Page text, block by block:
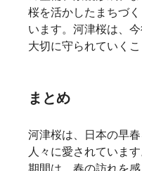
桜を活かしたまちづ
います。河津桜は、
大切に守られていく
まとめ
河津桜は、日本の早
人々に愛されていま
期間は、春の訪れを